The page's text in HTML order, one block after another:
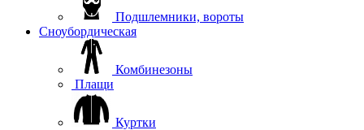
Подшлемники, вороты
Сноубордическая
Комбинезоны
Плащи
Куртки